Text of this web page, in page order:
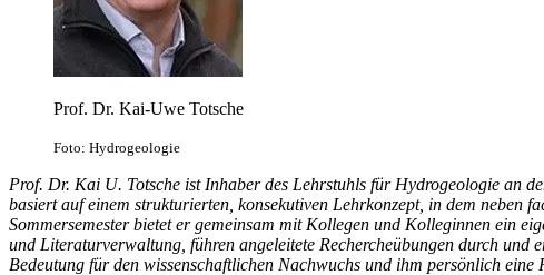
Prof. Dr. Kai-Uwe Totsche
Foto: Hydrogeologie
Prof. Dr. Kai U. Totsche ist Inhaber des Lehrstuhls für Hydrogeologie an
basiert auf einem strukturierten, konsekutiven Lehrkonzept, in dem neben
Sommersemester bietet er gemeinsam mit Kollegen und Kolleginnen ein
und Literaturverwaltung, führen angeleitete Rechercheübungen durch und
Bedeutung für den wissenschaftlichen Nachwuchs und ihm persönlich